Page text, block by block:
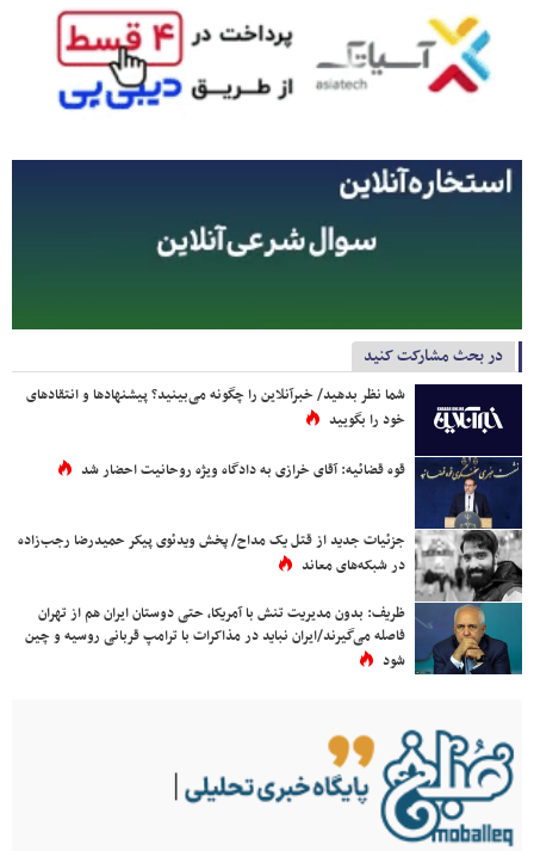
در بحث مشارکت کنید
شما نظر بدهید/ خبرآنلاین را چگونه می‌بینید؟ پیشنهادها و انتقادهای
خود را بگویید
قوه قضائیه: آقای خرازی به دادگاه ویژه روحانیت احضار شد
جزئیات جدید از قتل یک مداح/ پخش ویدئوی پیکر حمیدرضا رجب‌زاده
در شبکه‌های معاند
ظریف: بدون مدیریت تنش با آمریکا، حتی دوستان ایران هم از تهران
فاصله می‌گیرند/ایران نباید در مذاکرات با ترامپ قربانی روسیه و چین
شود